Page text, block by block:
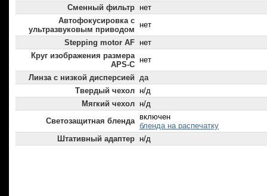
Сменный фильтр нет
Автофокусировка с
ультразвуковым приводом
нет
Stepping motor AF нет
Круг изображения размера
APS-C
нет
Линза с низкой дисперсией да
Твердый чехол н/д
Мягкий чехол н/д
Светозащитная бленда включен
бленда на распечатку
Штативный адаптер н/д